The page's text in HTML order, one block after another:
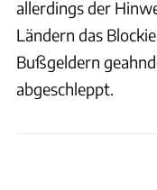
allerdings der
Ländern das
Bußgeldern
abgeschleppt.